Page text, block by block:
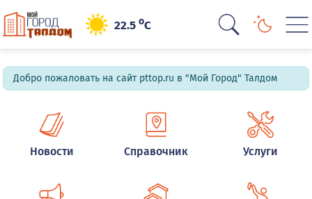
22.5oC
Добро пожаловать на сайт pttop.ru в "Мой Город" Талдом
Новости Справочник Услуги